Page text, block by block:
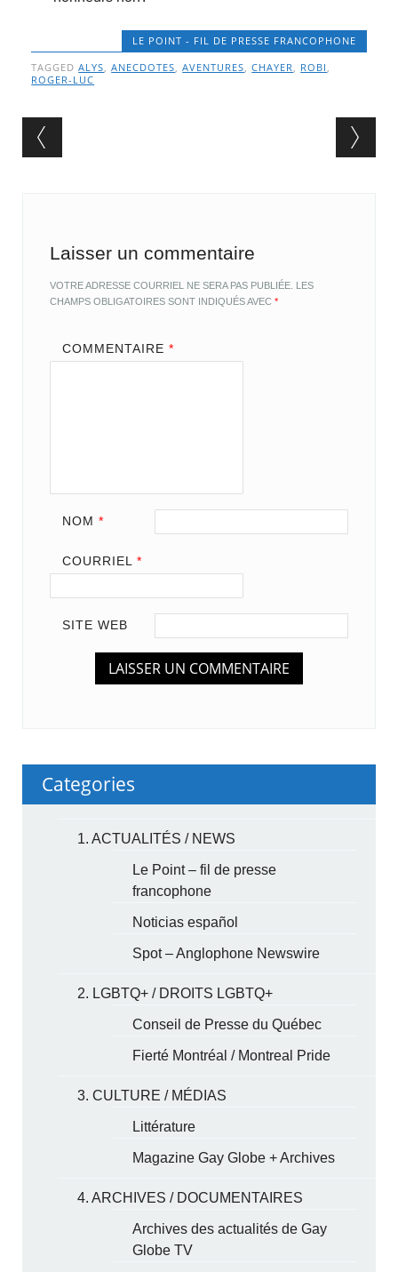
LE POINT - FIL DE PRESSE FRANCOPHONE
TAGGEDALYS,ANECDOTES,AVENTURES,CHAYER, ROBI ,
ROGER-LUC
Post navigation
Laisser un commentaire
VOTRE ADRESSE COURRIEL NE SERA PAS PUBLIÉE. LES
CHAMPS OBLIGATOIRES SONT INDIQUÉS AVEC*
COMMENTAIRE *
NOM *
COURRIEL *
SITE WEB
Categories
1. ACTUALITÉS / NEWS
Le Point – fil de presse
francophone
Noticias español
Spot – Anglophone Newswire
2. LGBTQ+ / DROITS LGBTQ+
Conseil de Presse du Québec
Fierté Montréal / Montreal Pride
3. CULTURE / MÉDIAS
Littérature
Magazine Gay Globe + Archives
4. ARCHIVES / DOCUMENTAIRES
Archives des actualités de Gay
Globe TV